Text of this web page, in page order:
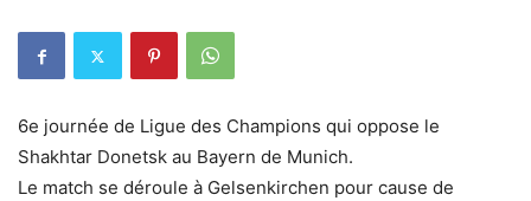
6e journée de Ligue des Champions qui oppose le
Shakhtar Donetsk au Bayern de Munich.
Le match se déroule à Gelsenkirchen pour cause de